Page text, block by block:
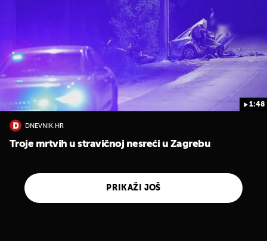
1:48
DNEVNIK.HR
Troje mrtvih u stravičnoj nesreći u Zagrebu
PRIKAŽI JOŠ